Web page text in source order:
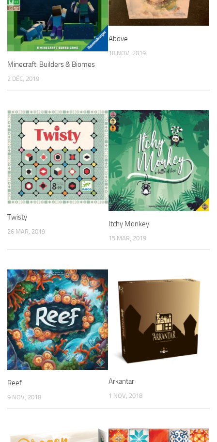
Minecraft: Builders & Biomes
2 DÉC, 2019
Above
18 NOV, 2019
Twisty
26 MAR, 2019
Itchy Monkey
15 MAR, 2019
Reef
9 NOV, 2018
Arkantar
1 NOV, 2018